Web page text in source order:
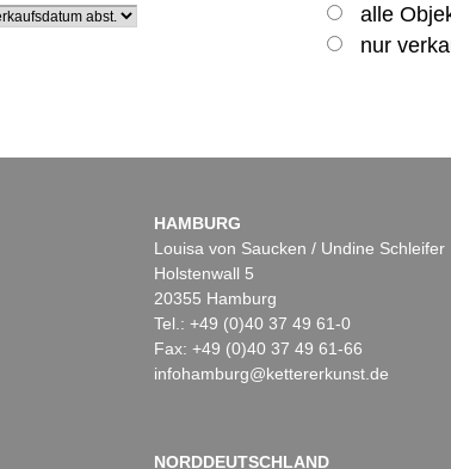
alle
nur
HAMBURG
Louisa von Saucken / Undine Schleifer
Holstenwall 5
20355 Hamburg
Tel.: +49 (0)40 37 49 61-0
Fax: +49 (0)40 37 49 61-66
infohamburg@kettererkunst.de
NORDDEUTSCHLAND